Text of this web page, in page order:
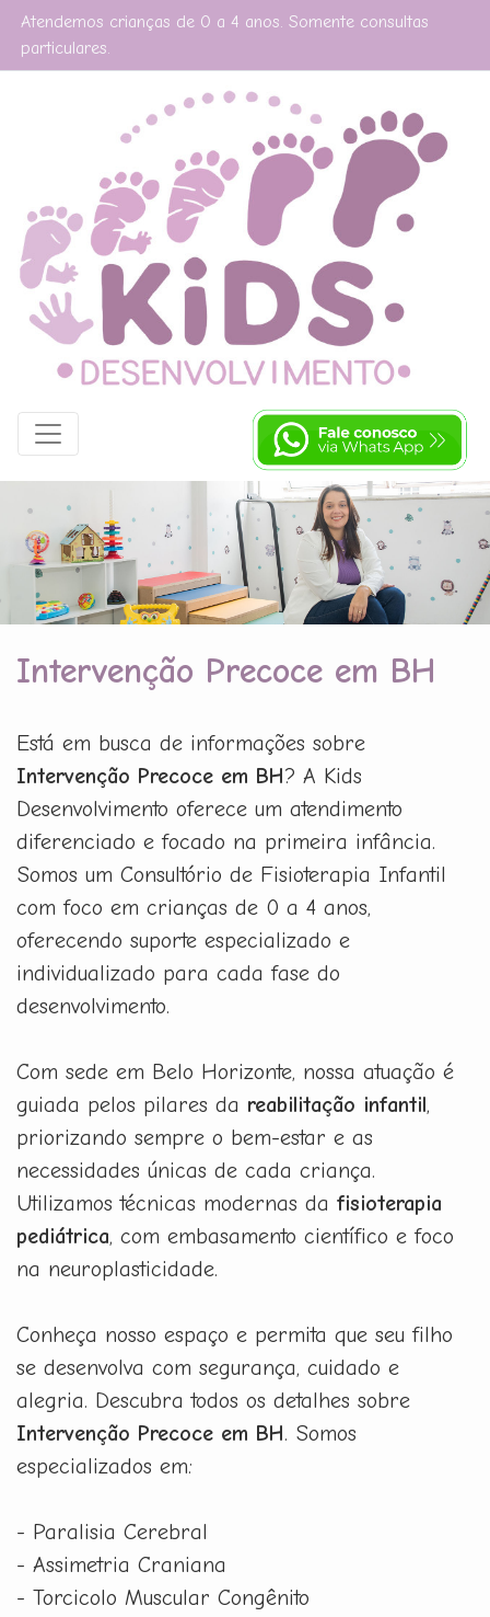
Atendemos crianças de 0 a 4 anos. Somente consultas
particulares.
Intervenção Precoce em BH
Está em busca de informações sobre
Intervenção Precoce em BH? A Kids
Desenvolvimento oferece um atendimento
diferenciado e focado na primeira infância.
Somos um Consultório de Fisioterapia Infantil
com foco em crianças de 0 a 4 anos,
oferecendo suporte especializado e
individualizado para cada fase do
desenvolvimento.
Com sede em Belo Horizonte, nossa atuação é
guiada pelos pilares da reabilitação infantil,
priorizando sempre o bem-estar e as
necessidades únicas de cada criança.
Utilizamos técnicas modernas da fisioterapia
pediátrica, com embasamento científico e foco
na neuroplasticidade.
Conheça nosso espaço e permita que seu filho
se desenvolva com segurança, cuidado e
alegria. Descubra todos os detalhes sobre
Intervenção Precoce em BH. Somos
especializados em:
- Paralisia Cerebral
- Assimetria Craniana
- Torcicolo Muscular Congênito